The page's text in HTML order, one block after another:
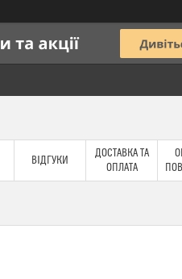
ВІДГУКИ
ДОСТАВКА ТА
ОПЛАТА